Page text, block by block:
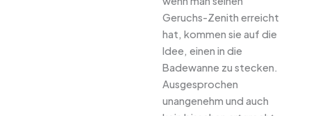
Geruchs-Zenith erreicht
hat, kommen sie auf die
Idee, einen in die
Badewanne zu stecken.
Ausgesprochen
unangenehm und auch